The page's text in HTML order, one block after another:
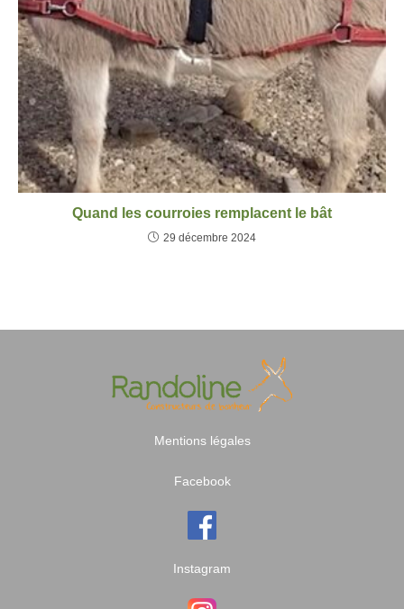
Quand les courroies remplacent le bât
29 décembre 2024
Mentions légales
Facebook
Instagram